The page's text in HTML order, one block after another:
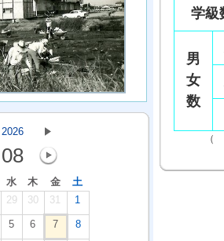
2026
08
水 木 金
土
29 30 31 1
5 6 7
8
学級
男
女
数
（ 令